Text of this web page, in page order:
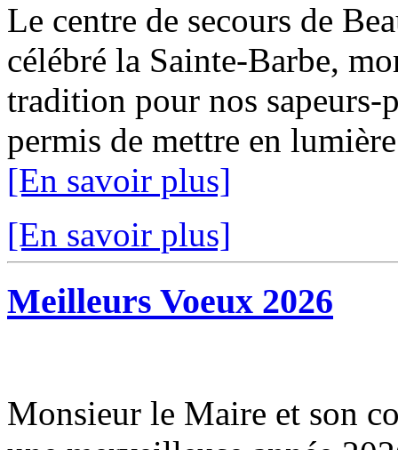
Le centre de secours de
célébré la Sainte-Barbe,
tradition pour nos sapeurs-
permis de mettre en
[En savoir plus]
[En savoir plus]
Meilleurs Voeux 2026
Monsieur le Maire et son